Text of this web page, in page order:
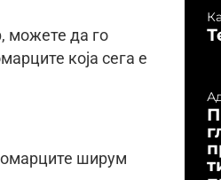
можете да го
која сега е
ширум